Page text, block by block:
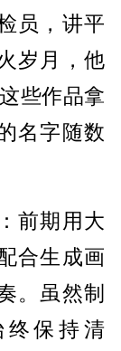
员，讲平
岁月，他
些作品拿
名字随数
前期用大
合生成画
。虽然制
保持清